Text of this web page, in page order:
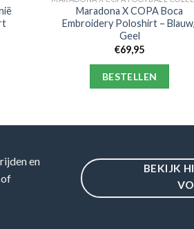
Maradona X COPA Boca
Embroidery Poloshirt –
Geel
€69,95
BESTELLEN
en
of
BEKIJK